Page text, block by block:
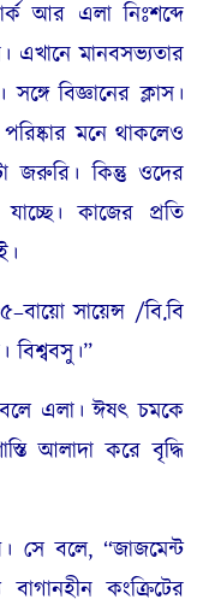
আর এলা নিঃশব্দে
এখানে মানবসভ্যতার
বিজ্ঞানের ক্লাস।
মনে থাকলেও
জরুরি। কিন্তু ওদের
কাজের প্রতি
সায়েন্স /বি.বি
বিশ্ববসু।”
এলা। ঈষৎ চমকে
আলাদা করে বৃদ্ধি
বলে, “জাজমেন্ট
কংক্রিটের